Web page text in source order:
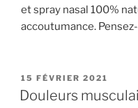
et spray nasal 100%
accoutumance.
PUBLIÉ
LE
15 FÉVRIER 2021
Douleurs